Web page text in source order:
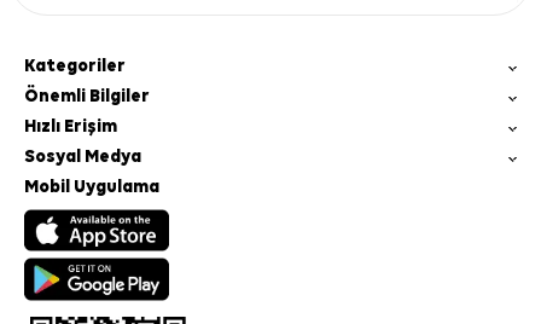
Kategoriler
Önemli Bilgiler
Hızlı Erişim
Sosyal Medya
Mobil Uygulama